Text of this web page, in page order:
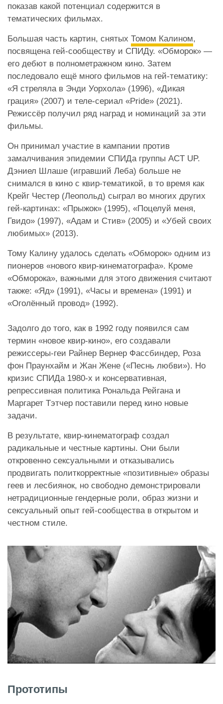
показав какой потенциал содержится в
тематических фильмах.
Большая часть картин, снятых Томом Калином,
посвящена гей-сообществу и СПИДу. «Обморок» —
его дебют в полнометражном кино. Затем
последовало ещё много фильмов на гей-тематику:
«Я стреляла в Энди Уорхола» (1996), «Дикая
грация» (2007) и теле-сериал «Pride» (2021).
Режиссёр получил ряд наград и номинаций за эти
фильмы.
Он принимал участие в кампании против
замалчивания эпидемии СПИДа группы ACT UP.
Дэниел Шлаше (игравший Леба) больше не
снимался в кино с квир-тематикой, в то время как
Крейг Честер (Леопольд) сыграл во многих других
гей-картинах: «Прыжок» (1995), «Поцелуй меня,
Гвидо» (1997), «Адам и Стив» (2005) и «Убей своих
любимых» (2013).
Тому Калину удалось сделать «Обморок» одним из
пионеров «нового квир-кинематографа». Кроме
«Обморока», важными для этого движения считают
также: «Яд» (1991), «Часы и времена» (1991) и
«Оголённый провод» (1992).
Задолго до того, как в 1992 году появился сам
термин «новое квир-кино», его создавали
режиссеры-геи Райнер Вернер Фассбиндер, Роза
фон Праунхайм и Жан Жене («Песнь любви»). Но
кризис СПИДа 1980-х и консервативная,
репрессивная политика Рональда Рейгана и
Маргарет Тэтчер поставили перед кино новые
задачи.
В результате, квир-кинематограф создал
радикальные и честные картины. Они были
откровенно сексуальными и отказывались
продвигать политкорректные «позитивные» образы
геев и лесбиянок, но свободно демонстрировали
нетрадиционные гендерные роли, образ жизни и
сексуальный опыт гей-сообщества в открытом и
честном стиле.
Прототипы